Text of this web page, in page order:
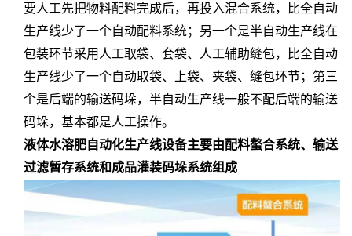
要人工先把物料配料完成后，再投入混合系统，比全自动
生产线少了一个自动配料系统；另一个是半自动生产线在
包装环节采用人工取袋、套袋、人工辅助缝包，比全自动
生产线少了一个自动取袋、上袋、夹袋、缝包环节；第三
个是后端的输送码垛，半自动生产线一般不配后端的输送
码垛，基本都是人工操作。
液体水溶肥自动化生产线设备主要由配料螯合系统、输送
过滤暂存系统和成品灌装码垛系统组成